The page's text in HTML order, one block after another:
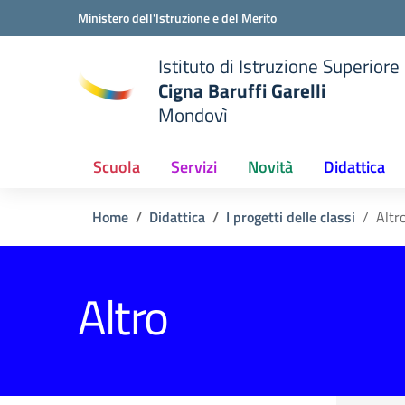
Vai ai contenuti
Vai al menu di navigazioneMinistero dell'Istruzione e del Merito
Istituto di Istruzione
Cigna Baruffi Garelli
Mondovì
Scuola Servizi Novità Didattica
Home Didattica I progetti delle classi
Altro